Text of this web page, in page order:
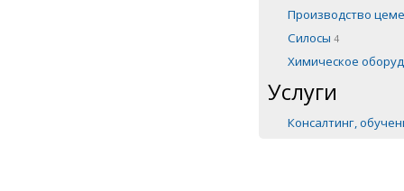
Производство
Силосы 4
Химическое
Услуги
Консалтинг,